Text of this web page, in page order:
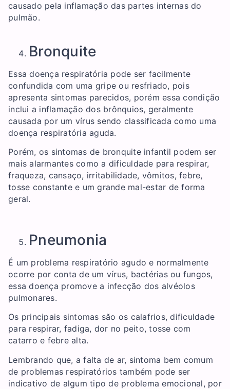
causado pela inflamação das partes internas do
pulmão.
Bronquite
Essa doença respiratória pode ser facilmente
confundida com uma gripe ou resfriado, pois
apresenta sintomas parecidos, porém essa condição
inclui a inflamação dos brônquios, geralmente
causada por um vírus sendo classificada como uma
doença respiratória aguda.
Porém, os sintomas de bronquite infantil podem ser
mais alarmantes como a dificuldade para respirar,
fraqueza, cansaço, irritabilidade, vômitos, febre,
tosse constante e um grande mal-estar de forma
geral.
Pneumonia
É um problema respiratório agudo e normalmente
ocorre por conta de um vírus, bactérias ou fungos,
essa doença promove a infecção dos alvéolos
pulmonares.
Os principais sintomas são os calafrios, dificuldade
para respirar, fadiga, dor no peito, tosse com
catarro e febre alta.
Lembrando que, a falta de ar, sintoma bem comum
de problemas respiratórios também pode ser
indicativo de algum tipo de problema emocional, por